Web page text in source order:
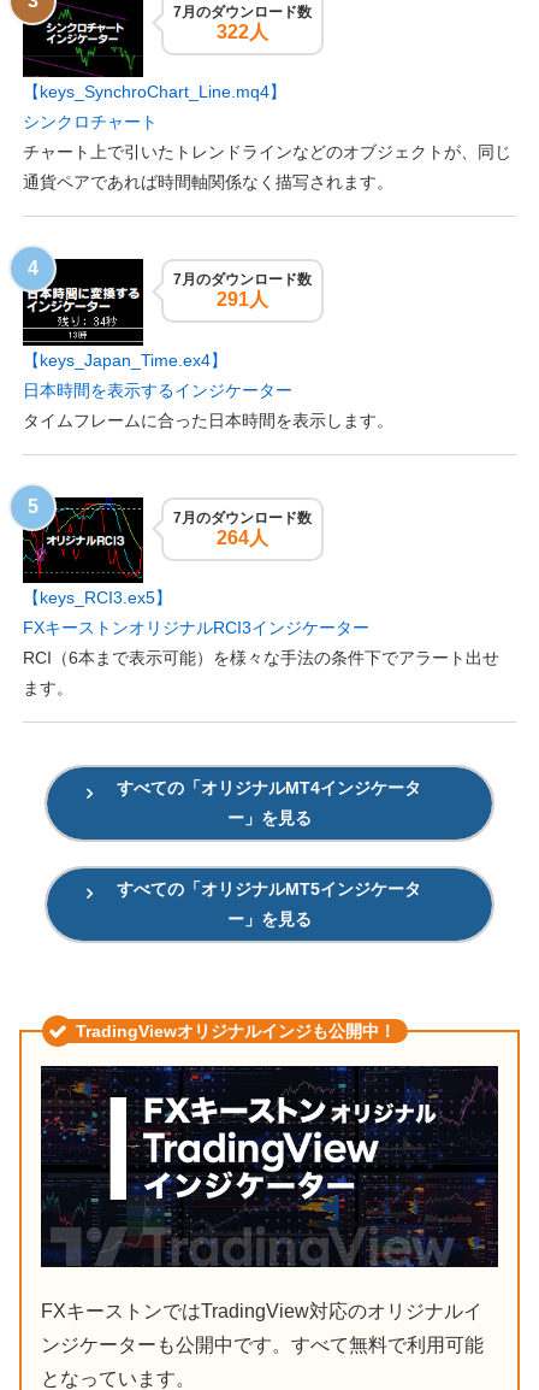
【keys_SynchroChart_Line.mq4】
シンクロチャート
チャート上で引いたトレンドラインなどのオブジェクトが、同じ
通貨ペアであれば時間軸関係なく描写されます。
7月のダウンロード数
322人
【keys_Japan_Time.ex4】
日本時間を表示するインジケーター
タイムフレームに合った日本時間を表示します。
7月のダウンロード数
291人
【keys_RCI3.ex5】
FXキーストンオリジナルRCI3インジケーター
RCI（6本まで表示可能）を様々な手法の条件下でアラート出せ
ます。
7月のダウンロード数
264人
すべての「オリジナルMT4インジケータ
ー」を見る
すべての「オリジナルMT5インジケータ
ー」を見る
TradingViewオリジナルインジも公開中！
FXキーストンではTradingView対応のオリジナルイ
ンジケーターも公開中です。すべて無料で利用可能
となっています。